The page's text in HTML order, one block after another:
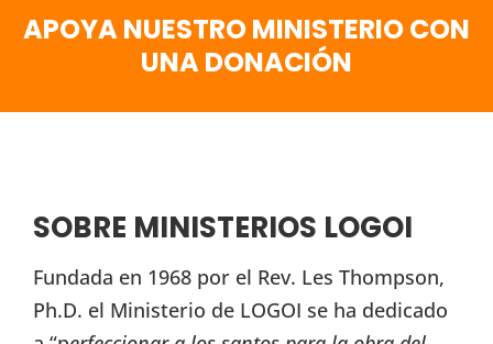
APOYA NUESTRO MINISTERIO CON
UNA DONACIÓN
SOBRE MINISTERIOS LOGOI
Fundada en 1968 por el Rev. Les Thompson,
Ph.D. el Ministerio de LOGOI se ha dedicado